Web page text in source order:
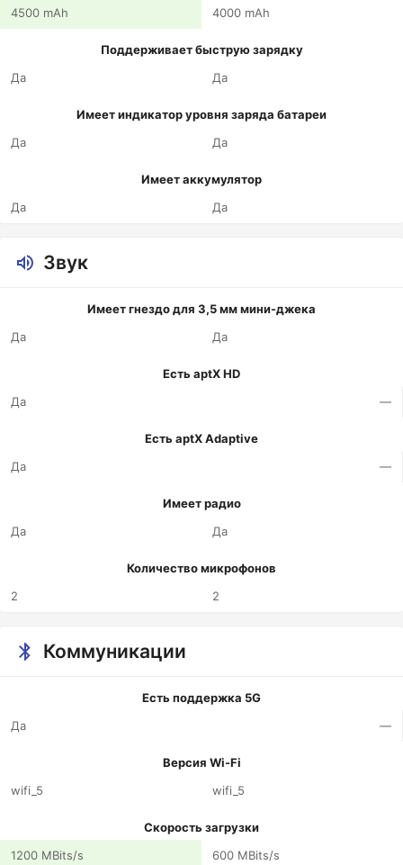
4500 mAh 4000 mAh
Поддерживает быструю зарядку
Да
Да
Имеет индикатор уровня заряда батареи
Да
Да
Имеет аккумулятор
Да
Да
Звук
Имеет гнездо для 3,5 мм мини-джека
Да
Да
Есть aptX HD
Да
—
Есть aptX Adaptive
Да
—
Имеет радио
Да
Да
Количество микрофонов
2
2
Коммуникации
Есть поддержка 5G
Да
—
Версия Wi-Fi
wifi_5
wifi_5
Скорость загрузки
1200 MBits/s
600 MBits/s